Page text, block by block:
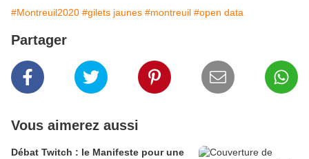
#Montreuil2020 #gilets jaunes #montreuil #open data
Partager
Vous aimerez aussi
Débat Twitch : le Manifeste pour une